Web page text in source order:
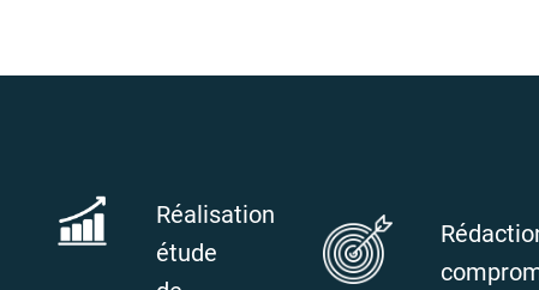
Réalisation
étude